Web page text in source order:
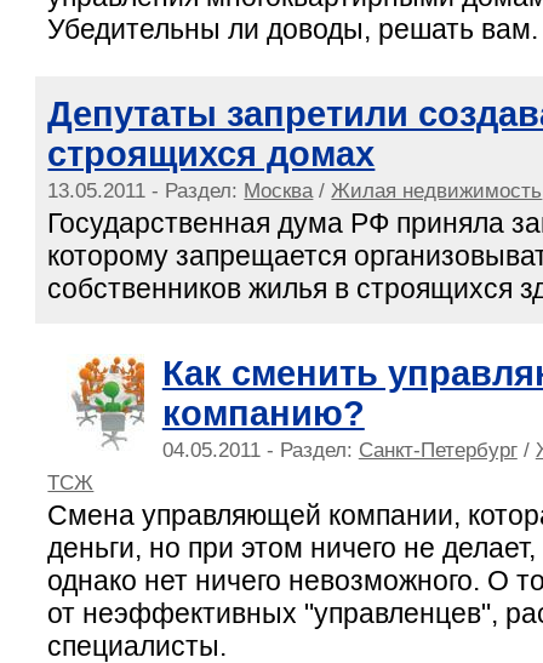
Убедительны ли доводы, решать вам.
Депутаты запретили
строящихся домах
13.05.2011 - Раздел: Москва / Жилая недвижимость
Государственная дума РФ приняла
которому запрещается
собственников жилья в строящихся
Как сменить
компанию?
04.05.2011 - Раздел: Санкт-Петербург/
ТСЖ
Смена управляющей компании,
деньги, но при этом ничего не
однако нет ничего невозможного. О
от неэффективных "управленцев",
специалисты.